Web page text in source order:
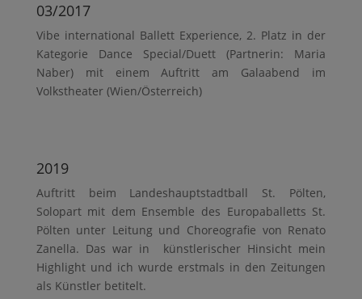
03/2017
Vibe international Ballett Experience, 2. Platz in der
Kategorie Dance Special/Duett (Partnerin: Maria
Naber) mit einem Auftritt am Galaabend im
Volkstheater (Wien/Österreich)
2019
Auftritt beim Landeshauptstadtball St. Pölten,
Solopart mit dem Ensemble des Europaballetts St.
Pölten unter Leitung und Choreografie von Renato
Zanella. Das war in künstlerischer Hinsicht mein
Highlight und ich wurde erstmals in den Zeitungen
als Künstler betitelt.